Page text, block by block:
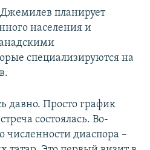
планирует
населения и
специализируются на
давно. Просто график
состоялась. Во-
численности диаспора –